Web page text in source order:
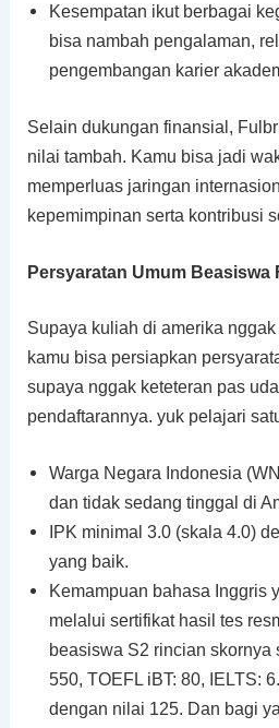
Kesempatan ikut berbagai
bisa nambah pengalaman,
pengembangan karier
Selain dukungan finansial,
nilai tambah. Kamu bisa jadi
memperluas jaringan
kepemimpinan serta kontribusi
Persyaratan Umum Beasiswa
Supaya kuliah di amerika
kamu bisa persiapkan
supaya nggak keteteran pas
pendaftarannya. yuk pelajari
Warga Negara Indonesia
dan tidak sedang tinggal di
IPK minimal 3.0 (skala 4.0)
yang baik.
Kemampuan bahasa Inggris
melalui sertifikat hasil tes
beasiswa S2 rincian skornya
550, TOEFL iBT: 80, IELTS:
dengan nilai 125. Dan bagi